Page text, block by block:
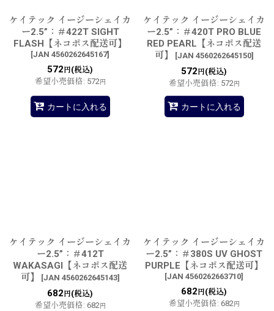
ケイテック イージーシェイカ
ー2.5”：＃422T SIGHT
FLASH【ネコポス配送可】
[JAN 4560262645167]
572 円(税込)
希望小売価格: 572 円
カートに入れる
ケイテック イージーシェイカ
ー2.5”：＃420T PRO BLUE
RED PEARL【ネコポス配送
可】
[JAN 4560262645150]
572 円(税込)
希望小売価格: 572 円
カートに入れる
ケイテック イージーシェイカ
ー2.5”：＃412T
WAKASAGI【ネコポス配送
可】
[JAN 4560262645143]
682 円(税込)
希望小売価格: 682 円
ケイテック イージーシェイカ
ー2.5”：＃380S UV GHOST
PURPLE【ネコポス配送可】
[JAN 4560262663710]
682 円(税込)
希望小売価格: 682 円